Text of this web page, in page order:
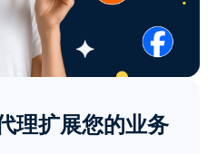
理扩展您的业务